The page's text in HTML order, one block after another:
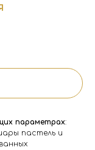
параметрах:
пастель и